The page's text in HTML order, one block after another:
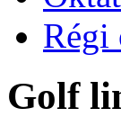
Régi
Golf